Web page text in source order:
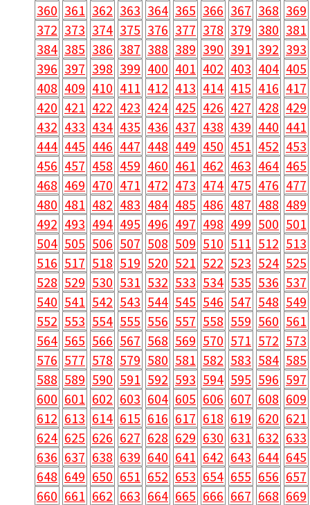
360 361 362 363 364 365 366 367 368 369
372 373 374 375 376 377 378 379 380 381
384 385 386 387 388 389 390 391 392 393
396 397 398 399 400 401 402 403 404 405
408 409 410 411 412 413 414 415 416 417
420 421 422 423 424 425 426 427 428 429
432 433 434 435 436 437 438 439 440 441
444 445 446 447 448 449 450 451 452 453
456 457 458 459 460 461 462 463 464 465
468 469 470 471 472 473 474 475 476 477
480 481 482 483 484 485 486 487 488 489
492 493 494 495 496 497 498 499 500 501
504 505 506 507 508 509 510 511 512 513
516 517 518 519 520 521 522 523 524 525
528 529 530 531 532 533 534 535 536 537
540 541 542 543 544 545 546 547 548 549
552 553 554 555 556 557 558 559 560 561
564 565 566 567 568 569 570 571 572 573
576 577 578 579 580 581 582 583 584 585
588 589 590 591 592 593 594 595 596 597
600 601 602 603 604 605 606 607 608 609
612 613 614 615 616 617 618 619 620 621
624 625 626 627 628 629 630 631 632 633
636 637 638 639 640 641 642 643 644 645
648 649 650 651 652 653 654 655 656 657
660 661 662 663 664 665 666 667 668 669